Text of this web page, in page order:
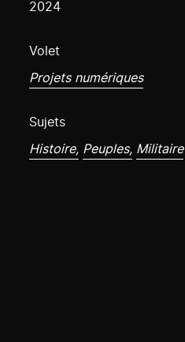
2024
Volet
Projets numériques
Sujets
Histoire, Peuples, Militaire